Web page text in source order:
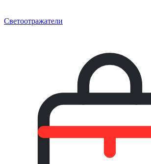
Светоотражатели